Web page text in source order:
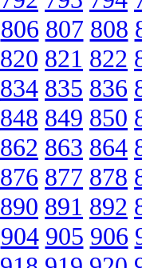
806 807 808
820 821 822
834 835 836
848 849 850
862 863 864
876 877 878
890 891 892
904 905 906